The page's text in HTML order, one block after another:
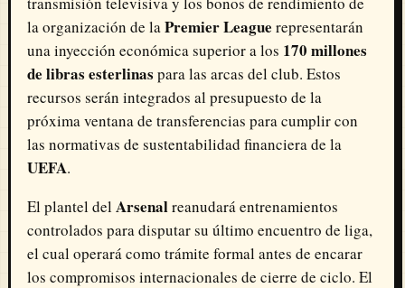
la organización de laPremier League representarán
una inyección económica superior a los 170 millones
de libras esterlinas para las arcas del club. Estos
recursos serán integrados al presupuesto de la
próxima ventana de transferencias para cumplir con
las normativas de sustentabilidad financiera de la
UEFA.
El plantel del Arsenalreanudará entrenamientos
controlados para disputar su último encuentro de liga,
el cual operará como trámite formal antes de encarar
los compromisos internacionales de cierre de ciclo. El